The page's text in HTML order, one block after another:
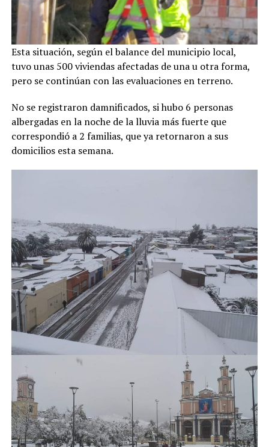
Esta situación, según el balance del municipio local,
tuvo unas 500 viviendas afectadas de una u otra forma,
pero se continúan con las evaluaciones en terreno.
No se registraron damnificados, si hubo 6 personas
albergadas en la noche de la lluvia más fuerte que
correspondió a 2 familias, que ya retornaron a sus
domicilios esta semana.